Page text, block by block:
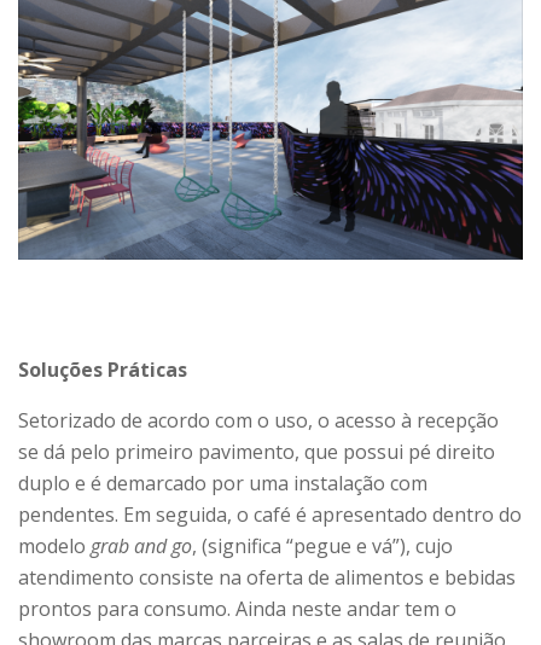
Soluções Práticas
Setorizado de acordo com o uso, o acesso à recepção
se dá pelo primeiro pavimento, que possui pé direito
duplo e é demarcado por uma instalação com
pendentes. Em seguida, o café é apresentado dentro do
modelo grab and go, (significa “pegue e vá”), cujo
atendimento consiste na oferta de alimentos e bebidas
prontos para consumo. Ainda neste andar tem o